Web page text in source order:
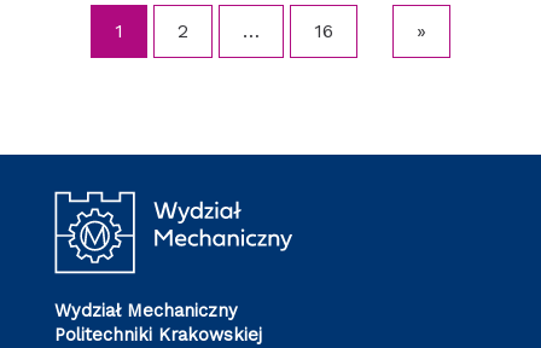
1 2 … 16 »
Wydział Mechaniczny
Politechniki Krakowskiej